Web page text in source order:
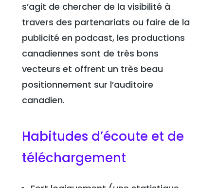
s’agit de chercher de la visibilité à
travers des partenariats ou faire de la
publicité en podcast, les productions
canadiennes sont de très bons
vecteurs et offrent un très beau
positionnement sur l’auditoire
canadien.
Habitudes d’écoute et de
téléchargement